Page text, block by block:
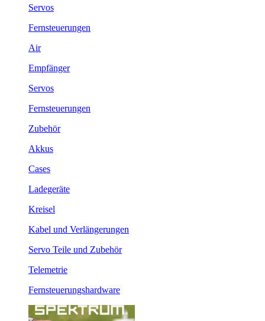
Servos
Fernsteuerungen
Air
Empfänger
Servos
Fernsteuerungen
Zubehör
Akkus
Cases
Ladegeräte
Kreisel
Kabel und Verlängerungen
Servo Teile und Zubehör
Telemetrie
Fernsteuerungshardware